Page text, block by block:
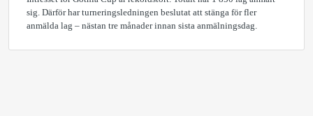
sig. Därför har turneringsledningen beslutat att stänga för fler
anmälda lag – nästan tre månader innan sista anmälningsdag.